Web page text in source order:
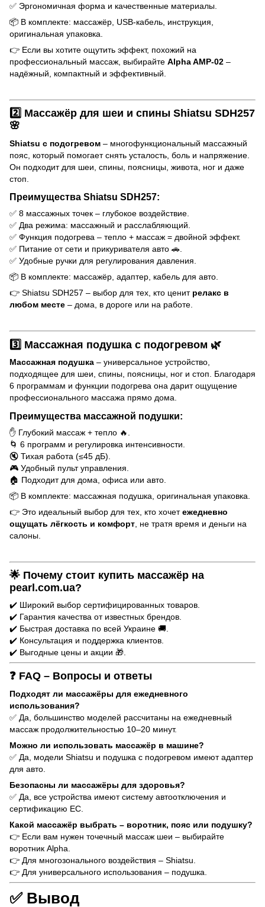
✅ Эргономичная форма и качественные материалы.
📦 В комплекте: массажёр, USB-кабель, инструкция,
оригинальная упаковка.
👉 Если вы хотите ощутить эффект, похожий на
профессиональный массаж, выбирайте Alpha AMP-02 –
надёжный, компактный и эффективный.
2️⃣ Массажёр для шеи и спины Shiatsu SDH257
🌸
Shiatsu с подогревом – многофункциональный массажный
пояс, который помогает снять усталость, боль и напряжение.
Он подходит для шеи, спины, поясницы, живота, ног и даже
стоп.
Преимущества Shiatsu SDH257:
✅ 8 массажных точек – глубокое воздействие.
✅ Два режима: массажный и расслабляющий.
✅ Функция подогрева – тепло + массаж = двойной эффект.
✅ Питание от сети и прикуривателя авто 🚗.
✅ Удобные ручки для регулирования давления.
📦 В комплекте: массажёр, адаптер, кабель для авто.
👉 Shiatsu SDH257 – выбор для тех, кто ценит релакс в
любом месте – дома, в дороге или на работе.
3️⃣ Массажная подушка с подогревом 🌿
Массажная подушка – универсальное устройство,
подходящее для шеи, спины, поясницы, ног и стоп. Благодаря
6 программам и функции подогрева она дарит ощущение
профессионального массажа прямо дома.
Преимущества массажной подушки:
✋ Глубокий массаж + тепло 🔥.
🌀 6 программ и регулировка интенсивности.
🔇 Тихая работа (≤45 дБ).
🎮 Удобный пульт управления.
🏠 Подходит для дома, офиса или авто.
📦 В комплекте: массажная подушка, оригинальная упаковка.
👉 Это идеальный выбор для тех, кто хочетежедневно
ощущать лёгкость и комфорт , не тратя время и деньги на
салоны.
🌟 Почему стоит купить массажёр на
pearl.com.ua?
✔️ Широкий выбор сертифицированных товаров.
✔️ Гарантия качества от известных брендов.
✔️ Быстрая доставка по всей Украине 🚚.
✔️ Консультация и поддержка клиентов.
✔️ Выгодные цены и акции 🎁.
❓ FAQ – Вопросы и ответы
Подходят ли массажёры для ежедневного
использования?
✅ Да, большинство моделей рассчитаны на ежедневный
массаж продолжительностью 10–20 минут.
Можно ли использовать массажёр в машине?
✅ Да, модели Shiatsu и подушка с подогревом имеют адаптер
для авто.
Безопасны ли массажёры для здоровья?
✅ Да, все устройства имеют систему автоотключения и
сертификацию ЕС.
Какой массажёр выбрать – воротник, пояс или подушку?
👉 Если вам нужен точечный массаж шеи – выбирайте
воротник Alpha.
👉 Для многозонального воздействия – Shiatsu.
👉 Для универсального использования – подушка.
✅ Вывод